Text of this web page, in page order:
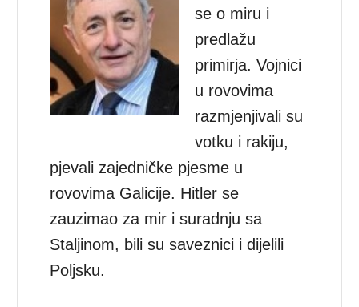
se o miru i
predlažu
primirja. Vojnici
u rovovima
razmjenjivali su
votku i rakiju,
pjevali zajedničke pjesme u
rovovima Galicije. Hitler se
zauzimao za mir i suradnju sa
Staljinom, bili su saveznici i dijelili
Poljsku.